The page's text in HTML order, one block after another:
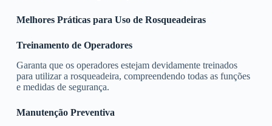
Melhores Práticas para Uso de Rosqueadeiras
Treinamento de Operadores
Garanta que os operadores estejam devidamente treinados
para utilizar a rosqueadeira, compreendendo todas as funções
e medidas de segurança.
Manutenção Preventiva